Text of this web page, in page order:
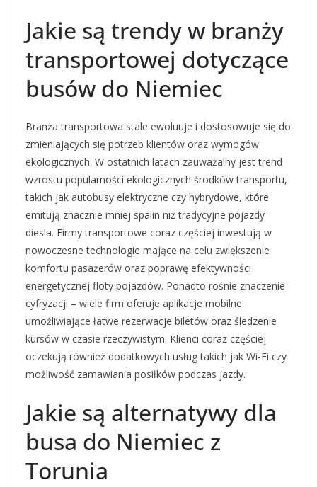
Jakie są trendy w branży
transportowej dotyczące
busów do Niemiec
Branża transportowa stale ewoluuje i dostosowuje się do
zmieniających się potrzeb klientów oraz wymogów
ekologicznych. W ostatnich latach zauważalny jest trend
wzrostu popularności ekologicznych środków transportu,
takich jak autobusy elektryczne czy hybrydowe, które
emitują znacznie mniej spalin niż tradycyjne pojazdy
diesla. Firmy transportowe coraz częściej inwestują w
nowoczesne technologie mające na celu zwiększenie
komfortu pasażerów oraz poprawę efektywności
energetycznej floty pojazdów. Ponadto rośnie znaczenie
cyfryzacji – wiele firm oferuje aplikacje mobilne
umożliwiające łatwe rezerwacje biletów oraz śledzenie
kursów w czasie rzeczywistym. Klienci coraz częściej
oczekują również dodatkowych usług takich jak Wi-Fi czy
możliwość zamawiania posiłków podczas jazdy.
Jakie są alternatywy dla
busa do Niemiec z
Torunia